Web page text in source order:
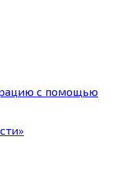
с помощью